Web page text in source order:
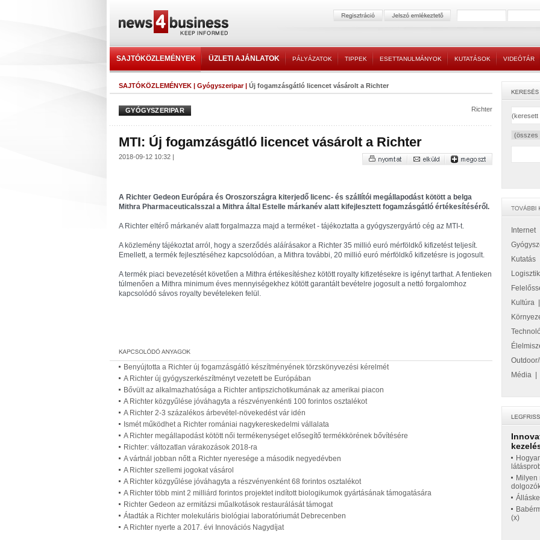
SAJTÓKÖZLEMÉNYEK ÜZLETI AJÁNLATOK PÁLYÁZATOK TIPPEK ESETTANULMÁNYOK KUTATÁSOK VIDEÓTÁR
SAJTÓKÖZLEMÉNYEK | Gyógyszeripar| Új fogamzásgátló licencet vásárolt a Richter
GYÓGYSZERIPAR Richter
MTI: Új fogamzásgátló licencet vásárolt a Richter
2018-09-12 10:32 |
A Richter Gedeon Európára és Oroszországra kiterjedő licenc- és szállítói megállapodást kötött a belga
Mithra Pharmaceuticalsszal a Mithra által Estelle márkanév alatt kifejlesztett fogamzásgátló értékesítéséről.
A Richter eltérő márkanév alatt forgalmazza majd a terméket - tájékoztatta a gyógyszergyártó cég az MTI-t.
A közlemény tájékoztat arról, hogy a szerződés aláírásakor a Richter 35 millió euró mérföldkő kifizetést teljesít.
Emellett, a termék fejlesztéséhez kapcsolódóan, a Mithra további, 20 millió euró mérföldkő kifizetésre is jogosult.
A termék piaci bevezetését követően a Mithra értékesítéshez kötött royalty kifizetésekre is igényt tarthat. A fentieken
túlmenően a Mithra minimum éves mennyiségekhez kötött garantált bevételre jogosult a nettó forgalomhoz
kapcsolódó sávos royalty bevételeken felül.
Benyújtotta a Richter új fogamzásgátló készítményének törzskönyvezési kérelmét
A Richter új gyógyszerkészítményt vezetett be Európában
Bővült az alkalmazhatósága a Richter antipszichotikumának az amerikai piacon
A Richter közgyűlése jóváhagyta a részvényenkénti 100 forintos osztalékot
A Richter 2-3 százalékos árbevétel-növekedést vár idén
Ismét működhet a Richter romániai nagykereskedelmi vállalata
A Richter megállapodást kötött női termékenységet elősegítő termékkörének bővítésére
Richter: változatlan várakozások 2018-ra
A vártnál jobban nőtt a Richter nyeresége a második negyedévben
A Richter szellemi jogokat vásárol
A Richter közgyűlése jóváhagyta a részvényenként 68 forintos osztalékot
A Richter több mint 2 milliárd forintos projektet indított biologikumok gyártásának támogatására
Richter Gedeon az ermitázsi műalkotások restaurálását támogat
Átadták a Richter molekuláris biológiai laboratóriumát Debrecenben
A Richter nyerte a 2017. évi Innovációs Nagydíjat
Internet
Kutatás
Kultúra
Média
Milyen
(x)